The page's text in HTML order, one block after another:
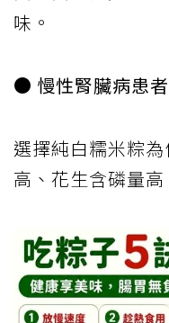
味。
● 慢性腎臟病患者
選擇純白糯米粽
高、花生含磷量